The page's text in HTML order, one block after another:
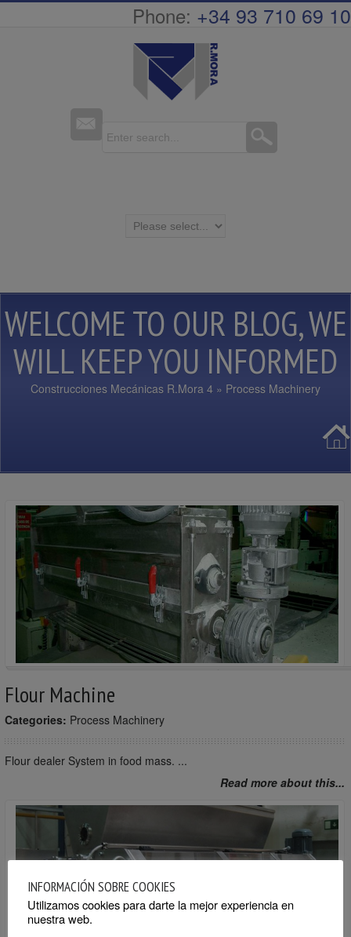
Phone: +34 93 710 69 10
WELCOME TO OUR BLOG, WE
WILL KEEP YOU INFORMED
Construcciones Mecánicas R.Mora 4 » Process Machinery
Flour Machine
Categories: Process Machinery
Flour dealer System in food mass. ...
Read more about this...
INFORMACIÓN SOBRE COOKIES
Utilizamos cookies para darte la mejor experiencia en
nuestra web.